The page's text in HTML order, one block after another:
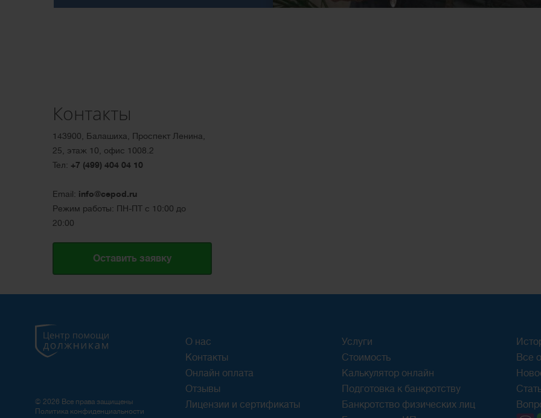
Контакты
143900, Балашиха, Проспект Ленина,
25, этаж 10, офис 1008.2
Тел: +7 (499) 404 04 10
Email: info@cepod.ru
Режим работы: ПН-ПТ с 10:00 до
20:00
Оставить заявку
© 2026 Все права защищены
Политика конфиденциальности
О нас
Контакты
Онлайн оплата
Отзывы
Лицензии и сертификаты
Услуги
Стоимость
Калькулятор онлайн
Подготовка к банкротству
Банкротство физических лиц
Все